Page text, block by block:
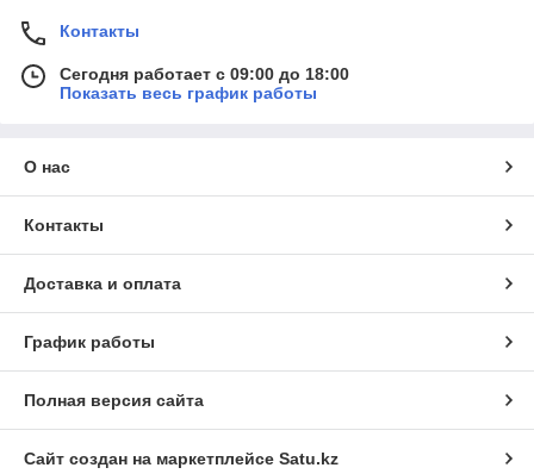
Контакты
Сегодня работает с 09:00 до 18:00
Показать весь график работы
О нас
Контакты
Доставка и оплата
График работы
Полная версия сайта
Сайт создан на маркетплейсе Satu.kz